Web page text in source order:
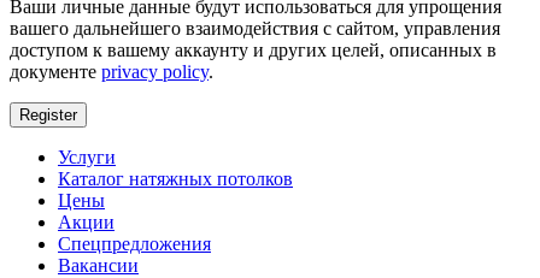
Ваши личные данные будут использоваться для упрощения
вашего дальнейшего взаимодействия с сайтом, управления
доступом к вашему аккаунту и других целей, описанных в
документе privacy policy.
Register
Услуги
Каталог натяжных потолков
Цены
Акции
Спецпредложения
Вакансии